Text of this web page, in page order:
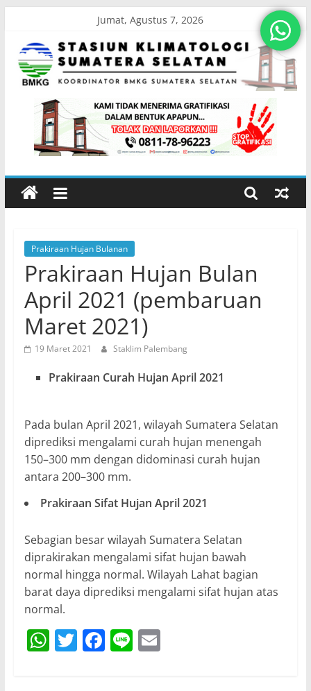
content
Jumat, Agustus 7, 2026
Stasiun
Klimatologi
Sumatera
Koordinator
BMKG
Sumatera
Selatan
Prakiraan Hujan Bulanan
Prakiraan Hujan Bulan
April 2021 (pembaruan
Maret 2021)
19 Maret 2021 Staklim Palembang
Prakiraan Curah Hujan April 2021
Pada bulan April 2021, wilayah Sumatera Selatan
diprediksi mengalami curah hujan menengah
150–300 mm dengan didominasi curah hujan
antara 200–300 mm.
Prakiraan Sifat Hujan April 2021
Sebagian besar wilayah Sumatera Selatan
diprakirakan mengalami sifat hujan bawah
normal hingga normal. Wilayah Lahat bagian
barat daya diprediksi mengalami sifat hujan atas
normal.
W T F Li E